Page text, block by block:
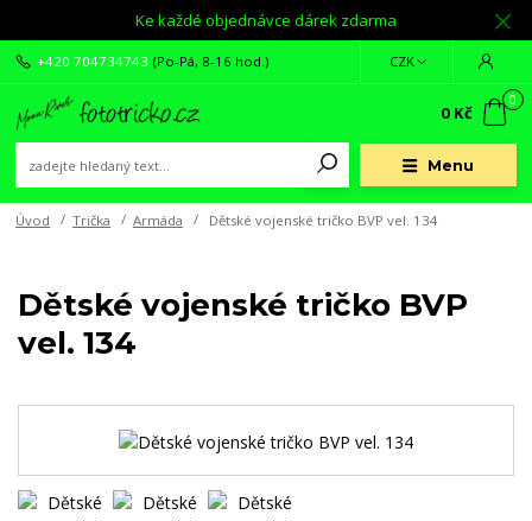
Ke každé objednávce dárek zdarma
Menu
CZK
+420 704734743 (Po-Pá, 8-16 hod.)
0
0 Kč
Úvod Trička Armáda Dětské vojenské tričko BVP vel. 134
Dětské vojenské tričko BVP
vel. 134